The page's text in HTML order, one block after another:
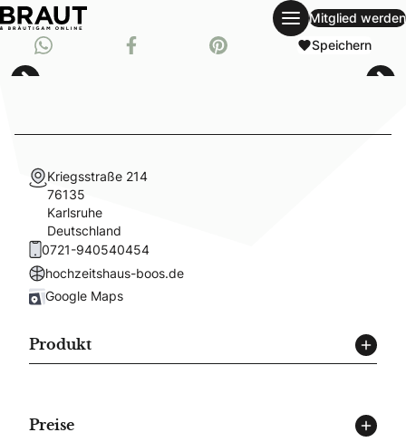
single-wedding-guide
Mitglied werden
Whatsapp Teil auf FacebookPinnen auf Pinterest
Speichern
Kriegsstraße 214
76135
Karlsruhe
Deutschland
0721-940540454
hochzeitshaus-boos.de
Google Maps
Produkt
Preise